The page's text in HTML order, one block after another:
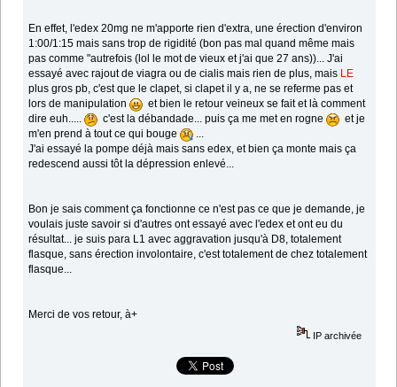
En effet, l'edex 20mg ne m'apporte rien d'extra, une érection d'environ
1:00/1:15 mais sans trop de rigidité (bon pas mal quand même mais
pas comme "autrefois (lol le mot de vieux et j'ai que 27 ans))... J'ai
essayé avec rajout de viagra ou de cialis mais rien de plus, mais LE
plus gros pb, c'est que le clapet, si clapet il y a, ne se referme pas et
lors de manipulation
et bien le retour veineux se fait et là comment
dire euh.....
c'est la débandade... puis ça me met en rogne
et je
m'en prend à tout ce qui bouge
...
J'ai essayé la pompe déjà mais sans edex, et bien ça monte mais ça
redescend aussi tôt la dépression enlevé...
Bon je sais comment ça fonctionne ce n'est pas ce que je demande, je
voulais juste savoir si d'autres ont essayé avec l'edex et ont eu du
résultat... je suis para L1 avec aggravation jusqu'à D8, totalement
flasque, sans érection involontaire, c'est totalement de chez totalement
flasque...
Merci de vos retour, à+
IP archivée